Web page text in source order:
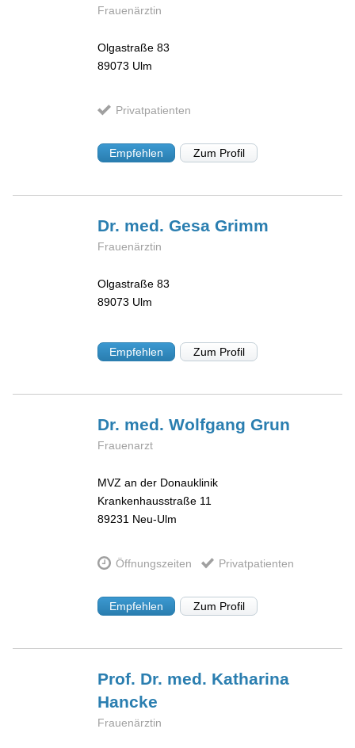
Frauenärztin
Olgastraße 83
89073 Ulm
Privatpatienten
Empfehlen Zum Profil
Dr. med. GesaGrimm
Frauenärztin
Olgastraße 83
89073 Ulm
Empfehlen Zum Profil
Dr. med. WolfgangGrun
Frauenarzt
MVZ an der Donauklinik
Krankenhausstraße 11
89231 Neu-Ulm
Öffnungszeiten Privatpatienten
Empfehlen Zum Profil
Prof. Dr. med. Katharina
Hancke
Frauenärztin